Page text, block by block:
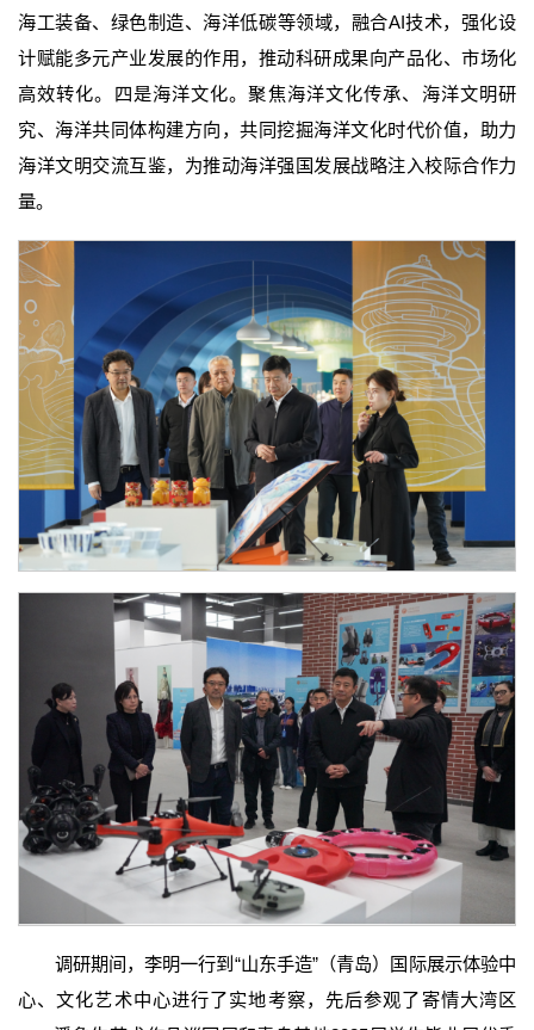
海工装备、绿色制造、海洋低碳等领域，融合AI技术，强化设
计赋能多元产业发展的作用，推动科研成果向产品化、市场化
高效转化。四是海洋文化。聚焦海洋文化传承、海洋文明研
究、海洋共同体构建方向，共同挖掘海洋文化时代价值，助力
海洋文明交流互鉴，为推动海洋强国发展战略注入校际合作力
量。
调研期间，李明一行到“山东手造”（青岛）国际展示体验中
心、文化艺术中心进行了实地考察，先后参观了寄情大湾区